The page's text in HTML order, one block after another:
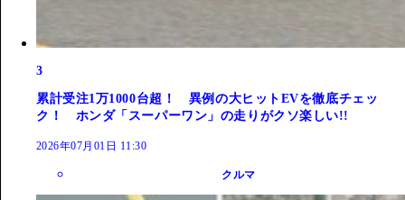
3
累計受注1万1000台超！ 異例の大ヒットEVを徹底チェッ
ク！ ホンダ「スーパーワン」の走りがクソ楽しい!!
2026年07月01日 11:30
クルマ